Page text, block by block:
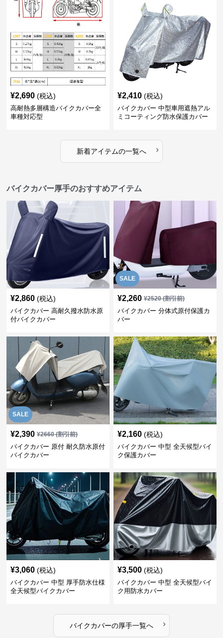
¥2,690 (税込)
高耐熱多層構造バイクカバー全
車種対応型
¥2,410 (税込)
バイクカバー 中型車用遮熱アル
ミコーティング防水保護カバー
新着アイテムの一覧へ ›
バイクカバー厚手のおすすめアイテム
¥2,860 (税込)
バイクカバー 高耐久撥水防水原
付バイクカバー
SALE
¥2,260 ¥2520(割引前)
バイクカバー 分体式原付保護カ
バー
SALE
¥2,390 ¥2660(割引前)
バイクカバー 原付 耐久防水原付
バイクカバー
¥2,160 (税込)
バイクカバー 中型 全天候型バイ
ク保護カバー
¥3,060 (税込)
バイクカバー 中型 厚手防水仕様
全天候型バイクカバー
¥3,500 (税込)
バイクカバー 中型 全天候型バイ
ク用防水カバー
バイクカバーの厚手一覧へ ›